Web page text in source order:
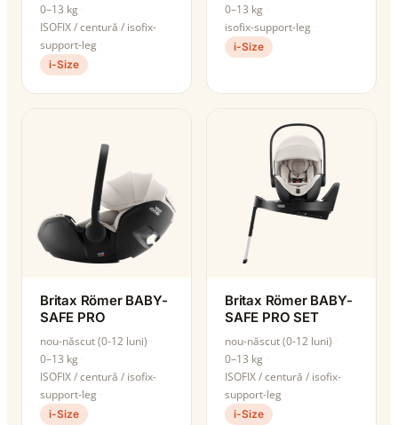
0–13 kg
ISOFIX / centură / isofix-
support-leg
i-Size
0–13 kg
isofix-support-leg
i-Size
Britax Römer BABY-
SAFE PRO
nou-născut (0-12 luni)
0–13 kg
ISOFIX / centură / isofix-
support-leg
i-Size
Britax Römer BABY-
SAFE PRO SET
nou-născut (0-12 luni)
0–13 kg
ISOFIX / centură / isofix-
support-leg
i-Size